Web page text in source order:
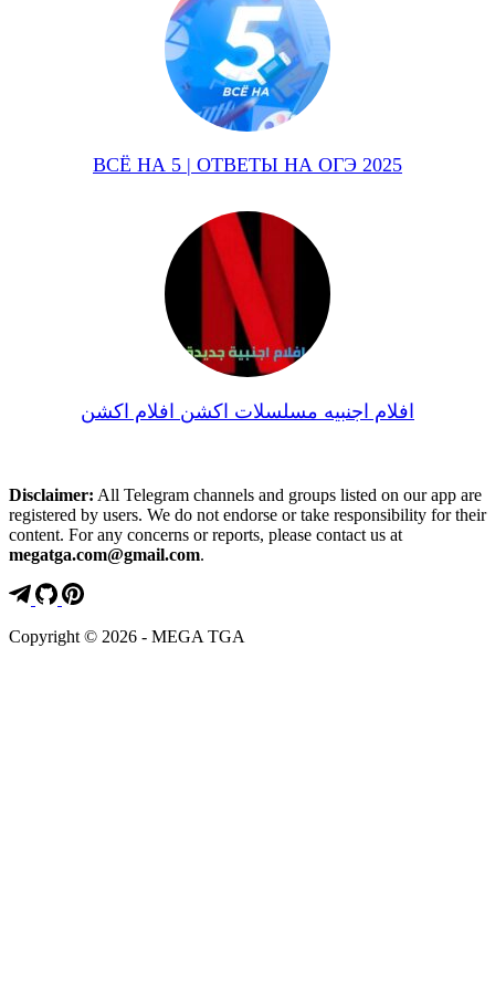
ВСЁ НА 5 | ОТВЕТЫ НА ОГЭ 2025
افلام اجنبيه مسلسلات اكشن افلام اكشن
Disclaimer: All Telegram channels and groups listed on our app are
registered by users. We do not endorse or take responsibility for their
content. For any concerns or reports, please contact us at
megatga.com@gmail.com.
Copyright © 2026 - MEGA TGA